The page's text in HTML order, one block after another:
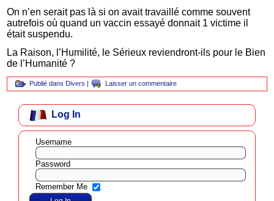
On n’en serait pas là si on avait travaillé comme souvent
autrefois où quand un vaccin essayé donnait 1 victime il
était suspendu.
La Raison, l’Humilité, le Sérieux reviendront-ils pour le Bien
de l’Humanité ?
Publié dans Divers Laisser un commentaire
Log In
Username
Password
Remember Me